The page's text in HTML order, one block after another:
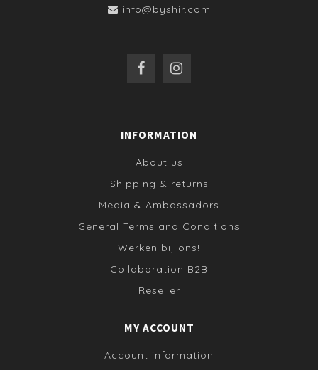
info@byshir.com
INFORMATION
About us
Shipping & returns
Media & Ambassadors
General Terms and Conditions
Werken bij ons!
Collaboration B2B
Reseller
MY ACCOUNT
Account information